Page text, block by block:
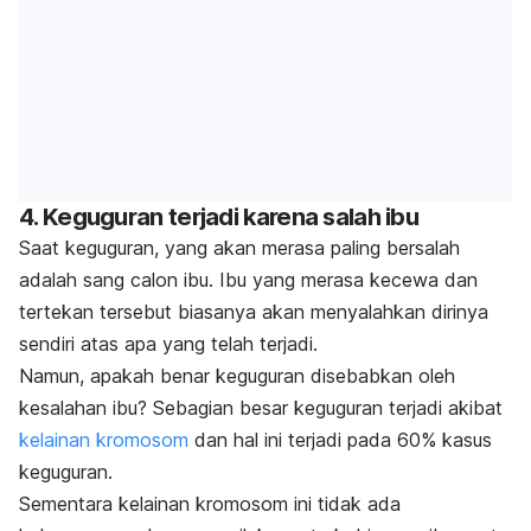
4. Keguguran terjadi karena salah ibu
Saat keguguran, yang akan merasa paling bersalah
adalah sang calon ibu. Ibu yang merasa kecewa dan
tertekan tersebut biasanya akan menyalahkan dirinya
sendiri atas apa yang telah terjadi.
Namun, apakah benar keguguran disebabkan oleh
kesalahan ibu? Sebagian besar keguguran terjadi akibat
kelainan kromosom dan hal ini terjadi pada 60% kasus
keguguran.
Sementara kelainan kromosom ini tidak ada